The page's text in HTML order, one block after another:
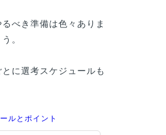
べき準備は色々ありま
。
に選考スケジュールも
ルとポイント